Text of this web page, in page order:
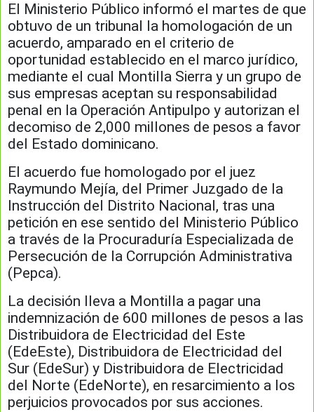
El Ministerio Público informó el martes de que
obtuvo de un tribunal la homologación de un
acuerdo, amparado en el criterio de
oportunidad establecido en el marco jurídico,
mediante el cual Montilla Sierra y un grupo de
sus empresas aceptan su responsabilidad
penal en la Operación Antipulpo y autorizan el
decomiso de 2,000 millones de pesos a favor
del Estado dominicano.
El acuerdo fue homologado por el juez
Raymundo Mejía, del Primer Juzgado de la
Instrucción del Distrito Nacional, tras una
petición en ese sentido del Ministerio Público
a través de la Procuraduría Especializada de
Persecución de la Corrupción Administrativa
(Pepca).
La decisión lleva a Montilla a pagar una
indemnización de 600 millones de pesos a las
Distribuidora de Electricidad del Este
(EdeEste), Distribuidora de Electricidad del
Sur (EdeSur) y Distribuidora de Electricidad
del Norte (EdeNorte), en resarcimiento a los
perjuicios provocados por sus acciones.